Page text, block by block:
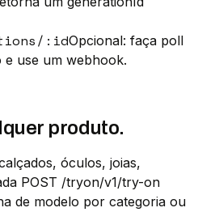
:idOpcional: faça poll
use um webhook.
produto.
óculos, joias,
POST /tryon/v1/try-on
de modelo por categoria ou